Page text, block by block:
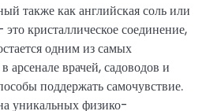
также как английская соль или
кристаллическое соединение,
одним из самых
арсенале врачей, садоводов и
поддержать самочувствие.
уникальных физико-